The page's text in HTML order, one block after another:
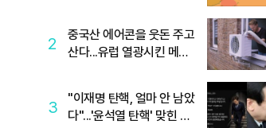
2
중국산 에어콘을 웃돈 주고
산다...유럽 열광시킨 메이
3
"이재명 탄핵, 얼마 안 남았
다"...'윤석열 탄핵' 맞힌 무